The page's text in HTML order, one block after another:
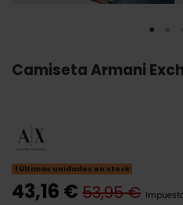
Camiseta Armani
Últimas unidades en stock
43,16 €53,95 €